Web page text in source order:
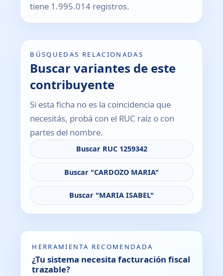
tiene 1.995.014 registros.
BÚSQUEDAS RELACIONADAS
Buscar variantes de este
contribuyente
Si esta ficha no es la coincidencia que
necesitás, probá con el RUC raíz o con
partes del nombre.
Buscar RUC 1259342
Buscar "CARDOZO MARIA"
Buscar "MARIA ISABEL"
HERRAMIENTA RECOMENDADA
¿Tu sistema necesita facturación fiscal
trazable?